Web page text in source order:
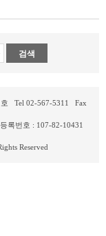
검색
호 Tel 02-567-5311 Fax
록번호 : 107-82-10431
Reserved